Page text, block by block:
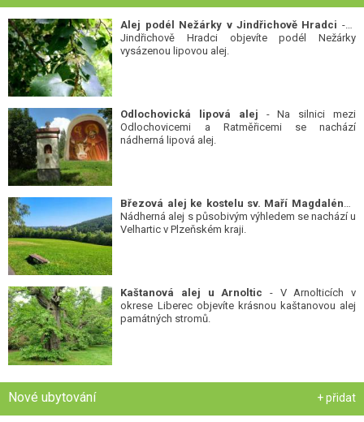
Alej podél Nežárky v Jindřichově Hradci - V
Jindřichově Hradci objevíte podél Nežárky
vysázenou lipovou alej.
Odlochovická lipová alej - Na silnici mezi
Odlochovicemi a Ratměřicemi se nachází
nádherná lipová alej.
Březová alej ke kostelu sv. Maří Magdalény-
Nádherná alej s působivým výhledem se nachází u
Velhartic v Plzeňském kraji.
Kaštanová alej u Arnoltic - V Arnolticích v
okrese Liberec objevíte krásnou kaštanovou alej
památných stromů.
Nové ubytování + přidat